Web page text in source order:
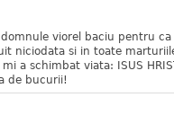
viorel baciu pentru
niciodata si in toate
a schimbat viata: ISUS
de bucurii!